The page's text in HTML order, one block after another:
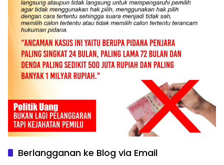
Berlangganan ke Blog via Email